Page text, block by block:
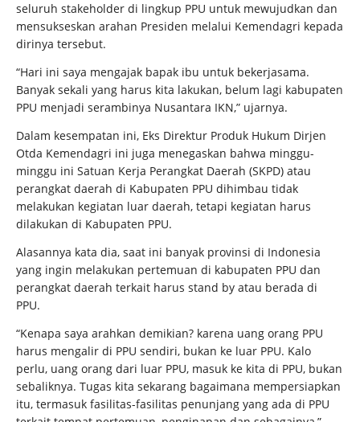
seluruh stakeholder di lingkup PPU untuk mewujudkan dan
mensukseskan arahan Presiden melalui Kemendagri kepada
dirinya tersebut.
“Hari ini saya mengajak bapak ibu untuk bekerjasama.
Banyak sekali yang harus kita lakukan, belum lagi kabupaten
PPU menjadi serambinya Nusantara IKN,” ujarnya.
Dalam kesempatan ini, Eks Direktur Produk Hukum Dirjen
Otda Kemendagri ini juga menegaskan bahwa minggu-
minggu ini Satuan Kerja Perangkat Daerah (SKPD) atau
perangkat daerah di Kabupaten PPU dihimbau tidak
melakukan kegiatan luar daerah, tetapi kegiatan harus
dilakukan di Kabupaten PPU.
Alasannya kata dia, saat ini banyak provinsi di Indonesia
yang ingin melakukan pertemuan di kabupaten PPU dan
perangkat daerah terkait harus stand by atau berada di
PPU.
“Kenapa saya arahkan demikian? karena uang orang PPU
harus mengalir di PPU sendiri, bukan ke luar PPU. Kalo
perlu, uang orang dari luar PPU, masuk ke kita di PPU, bukan
sebaliknya. Tugas kita sekarang bagaimana mempersiapkan
itu, termasuk fasilitas-fasilitas penunjang yang ada di PPU